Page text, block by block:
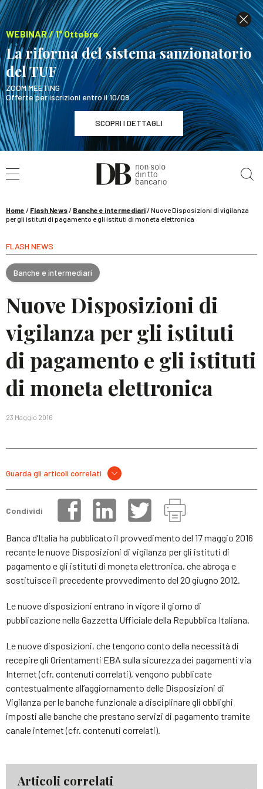
WEBINAR / 1° Ottobre
La riforma del sistema sanzionatorio
del TUF
ZOOM MEETING
Offerte per iscrizioni entro il 10/09
SCOPRI I DETTAGLI
WEBINAR / 1° Ottobre
La riforma del sistema sanzionatorio del TUF
Home / Flash News/ Banche e intermediari/Nuove Disposizioni di vigilanza
per gli istituti di pagamento e gli istituti di moneta elettronica
FLASH NEWS
Banche e intermediari
Nuove Disposizioni di
vigilanza per gli istituti
di pagamento e gli istituti
di moneta elettronica
23 Maggio 2016
Guarda gli articoli correlati
Condividi
Banca d’Italia ha pubblicato il provvedimento del 17 maggio 2016
recante le nuove Disposizioni di vigilanza per gli istituti di
pagamento e gli istituti di moneta elettronica, che abroga e
sostituisce il precedente provvedimento del 20 giugno 2012.
Le nuove disposizioni entrano in vigore il giorno di
pubblicazione nella Gazzetta Ufficiale della Repubblica Italiana.
Le nuove disposizioni, che tengono conto della necessità di
recepire gli Orientamenti EBA sulla sicurezza dei pagamenti via
Internet (cfr. contenuti correlati), vengono pubblicate
contestualmente all’aggiornamento delle Disposizioni di
Vigilanza per le banche funzionale a disciplinare gli obblighi
imposti alle banche che prestano servizi di pagamento tramite
canale internet (cfr. contenuti correlati).
Articoli correlati